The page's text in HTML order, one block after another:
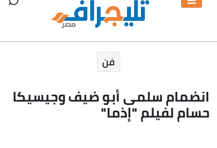
فن
انضمام سلمى أبو ضيف وجيسيكا
حسام لفيلم "إذما"